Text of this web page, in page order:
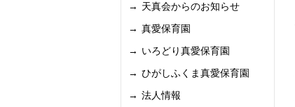
天真会からのお知らせ
真愛保育園
いろどり真愛保育園
ひがしふくま真愛保育園
法人情報